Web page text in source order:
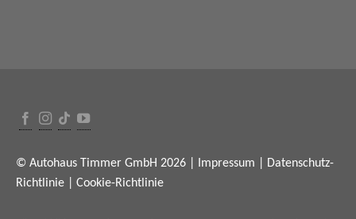
© Autohaus Timmer GmbH 2026 | Impressum
Datenschutz-
Richtlinie
Cookie-Richtlinie